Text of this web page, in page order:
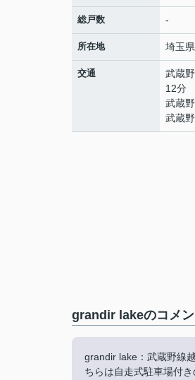
総戸数 -
所在地 埼玉県
交通 武蔵
12分
武蔵
武蔵
grandir lakeのコメ
grandir lake：武蔵野線
ちらは自走式駐車場付